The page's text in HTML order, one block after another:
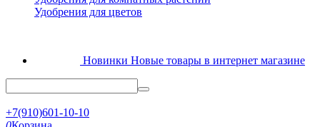
Удобрения для цветов
Новинки Новые товары в интернет магазине
+7(910)601-10-10